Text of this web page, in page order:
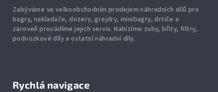
Zabýváme se velkoobchodním prodejem náhradních dílů pro
bagry, nakladače, dozery, grejdry, minibagry, drtiče a
zároveň provádíme jejich servis. Nabízíme zuby,břity,filtry,
podvozkové díly a ostatní náhradní díly.
Rychlá navigace